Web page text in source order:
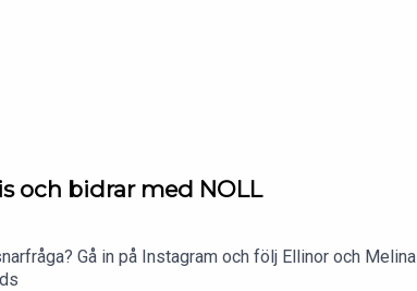
och bidrar med NOLL
Gå in på Instagram och följ Ellinor och Melina